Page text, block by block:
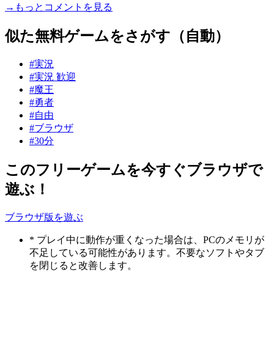
→もっとコメントを見る
似た無料ゲームをさがす（自動）
#実況
#実況 歓迎
#魔王
#勇者
#自由
#ブラウザ
#30分
このフリーゲームを今すぐブラウザで
遊ぶ！
ブラウザ版を遊ぶ
* プレイ中に動作が重くなった場合は、PCのメモリが
不足している可能性があります。不要なソフトやタブ
を閉じると改善します。